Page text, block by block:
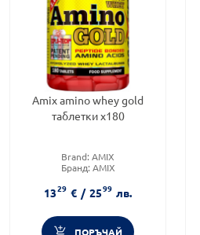
Amix amino whey gold
таблетки х180
Brand: AMIX
Бранд: AMIX
1329 € / 2599 лв.
ПОРЪЧАЙ